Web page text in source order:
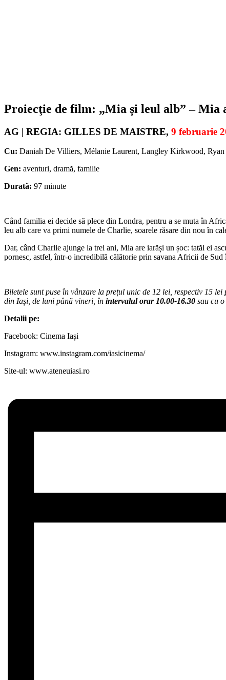
Proiecţie de film: „Mia și leul alb” –
AG | REGIA: GILLES DE MAISTRE, 9 februarie
Cu: Daniah De Villiers, Mélanie Laurent, Langley Kirkwood, Ryan
Gen: aventuri, dramă, familie
Durată: 97 minute
Când familia ei decide să plece din Londra, pentru a se muta în
leu alb care va primi numele de Charlie, soarele răsare din nou în
Dar, când Charlie ajunge la trei ani, Mia are iarăși un șoc: tatăl ei
pornesc, astfel, într-o incredibilă călătorie prin savana Africii de
Biletele sunt puse în vânzare la prețul unic de 12 lei, respectiv 15
din Iași, de luni până vineri, în intervalul orar 10.00-16.30 sau cu
Detalii pe:
Facebook: Cinema Iași
Instagram: www.instagram.com/iasicinema/
Site-ul: www.ateneuiasi.ro